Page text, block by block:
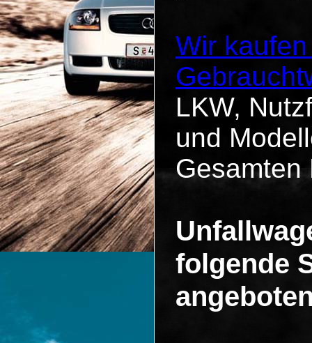
Wir
LKW,
und
Gesamten
folgende